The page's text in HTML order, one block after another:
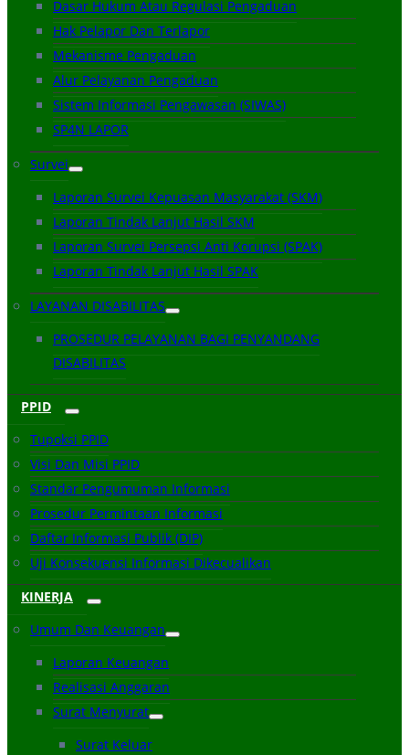
Dasar Hukum Atau Regulasi Pengaduan
Hak Pelapor Dan Terlapor
Mekanisme Pengaduan
Alur Pelayanan Pengaduan
Sistem Informasi Pengawasan (SIWAS)
SP4N LAPOR
Survei
Laporan Survei Kepuasan Masyarakat (SKM)
Laporan Tindak Lanjut Hasil SKM
Laporan Survei Persepsi Anti Korupsi (SPAK)
Laporan Tindak Lanjut Hasil SPAK
LAYANAN DISABILITAS
PROSEDUR PELAYANAN BAGI PENYANDANG
DISABILITAS
PPID
Tupoksi PPID
Visi Dan Misi PPID
Standar Pengumuman Informasi
Prosedur Permintaan Informasi
Daftar Informasi Publik (DIP)
Uji Konsekuensi Informasi Dikecualikan
KINERJA
Umum Dan Keuangan
Laporan Keuangan
Realisasi Anggaran
Surat Menyurat
Surat Keluar